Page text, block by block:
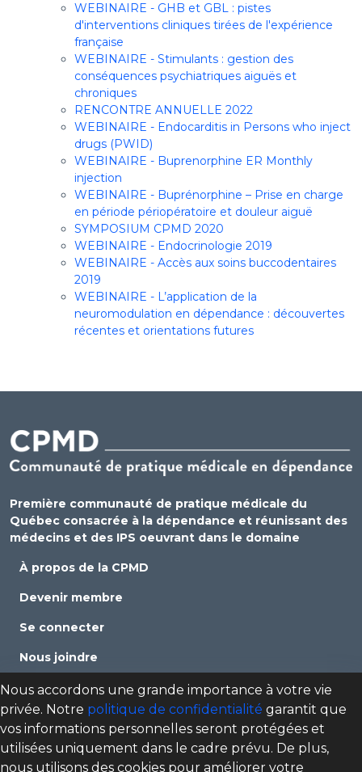
WEBINAIRE - GHB et GBL : pistes
d'interventions cliniques tirées de l'expérience
française
WEBINAIRE - Stimulants : gestion des
conséquences psychiatriques aiguës et
chroniques
RENCONTRE ANNUELLE 2022
WEBINAIRE - Endocarditis in Persons who inject
drugs (PWID)
WEBINAIRE - Buprenorphine ER Monthly
injection
WEBINAIRE - Buprénorphine – Prise en charge
en période périopératoire et douleur aiguë
SYMPOSIUM CPMD 2020
WEBINAIRE - Endocrinologie 2019
WEBINAIRE - Accès aux soins buccodentaires
2019
WEBINAIRE - L’application de la
neuromodulation en dépendance : découvertes
récentes et orientations futures
Première communauté de pratique médicale du
Québec consacrée à la dépendance et réunissant des
médecins et des IPS oeuvrant dans le domaine
À propos de la CPMD
Devenir membre
Se connecter
Nous joindre
Politique de confidentialité
Direction des programmes santé mentale, dépendance
et itinérance (DPSMDI) de Santé Québec Centre-Sud-de-
l'Île-de-Montréal – Universitaire
Nous accordons une grande importance à votre vie
privée. Notre politique de confidentialité garantit que
vos informations personnelles seront protégées et
utilisées uniquement dans le cadre prévu. De plus,
nous utilisons des cookies pour améliorer votre